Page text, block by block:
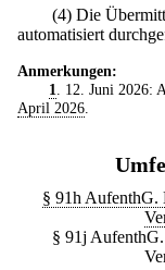
(4) Die
automatisiert
Anmerkungen:
1
. 12. Juni 2026:
April 2026
§ 91h AufenthG.
§ 91j